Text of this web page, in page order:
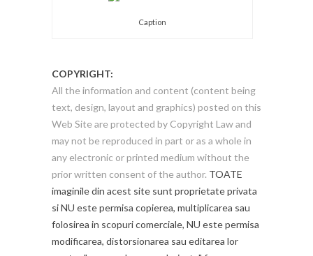
Caption
COPYRIGHT:
All the information and content (content being
text, design, layout and graphics) posted on this
Web Site are protected by Copyright Law and
may not be reproduced in part or as a whole in
any electronic or printed medium without the
prior written consent of the author. TOATE
imaginile din acest site sunt proprietate privata
si NU este permisa copierea, multiplicarea sau
folosirea in scopuri comerciale, NU este permisa
modificarea, distorsionarea sau editarea lor